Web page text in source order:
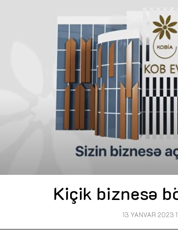
Kiçik biznesə
13 YANVAR 2023
Dünya
siyasətinin
Əvəz Quliyev:
sayəsində
qorunub
Maliyyə
büdcəyə baxış
Bacarıqlar